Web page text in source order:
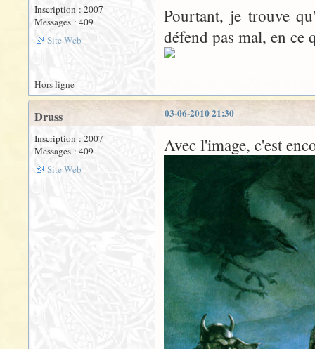
Inscription : 2007
Messages : 409
Site Web
Pourtant, je trouve
défend pas mal, en
Hors ligne
03-06-2010 21:30
Druss
Inscription : 2007
Messages : 409
Site Web
Avec l'image, c'est